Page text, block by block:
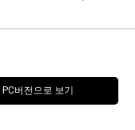
PC버전으로 보기